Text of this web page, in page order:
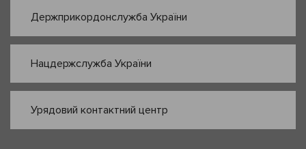
Держприкордонслужба України
Нацдержслужба України
Урядовий контактний центр